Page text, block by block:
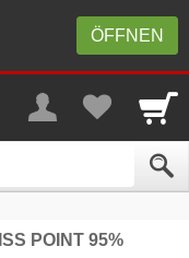
ÖFFNEN
POINT 95%